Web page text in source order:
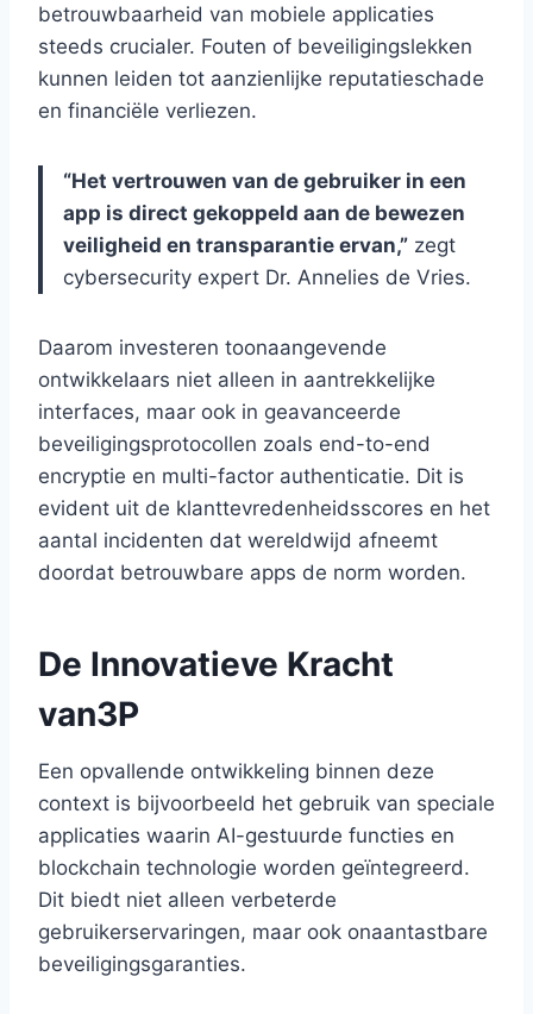
betrouwbaarheid van mobiele applicaties
steeds crucialer. Fouten of beveiligingslekken
kunnen leiden tot aanzienlijke reputatieschade
en financiële verliezen.
“Het vertrouwen van de gebruiker in een
app is direct gekoppeld aan de bewezen
veiligheid en transparantie ervan,” zegt
cybersecurity expert Dr. Annelies de Vries.
Daarom investeren toonaangevende
ontwikkelaars niet alleen in aantrekkelijke
interfaces, maar ook in geavanceerde
beveiligingsprotocollen zoals end-to-end
encryptie en multi-factor authenticatie. Dit is
evident uit de klanttevredenheidsscores en het
aantal incidenten dat wereldwijd afneemt
doordat betrouwbare apps de norm worden.
De Innovatieve Kracht
van3P
Een opvallende ontwikkeling binnen deze
context is bijvoorbeeld het gebruik van speciale
applicaties waarin AI-gestuurde functies en
blockchain technologie worden geïntegreerd.
Dit biedt niet alleen verbeterde
gebruikerservaringen, maar ook onaantastbare
beveiligingsgaranties.